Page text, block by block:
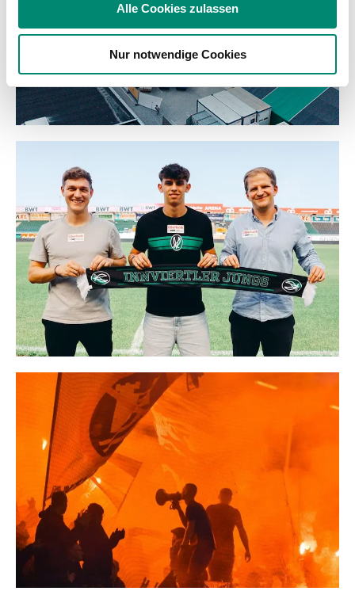
Partner führen diese Informationen möglicherweise mit
weiteren Daten zusammen, die Sie ihnen bereitgestellt
haben oder die sie im Rahmen Ihrer Nutzung der Dienste
gesammelt haben.
Datenschutzerklärung
Alle Cookies zulassen
Nur notwendige Cookies